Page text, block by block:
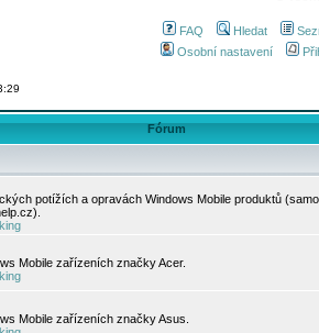
FAQ Hledat
Osobní nastavení
Fórum
potížích a opravách Windows Mobile produktů
Mobile zařízeních značky Acer.
Mobile zařízeních značky Asus.